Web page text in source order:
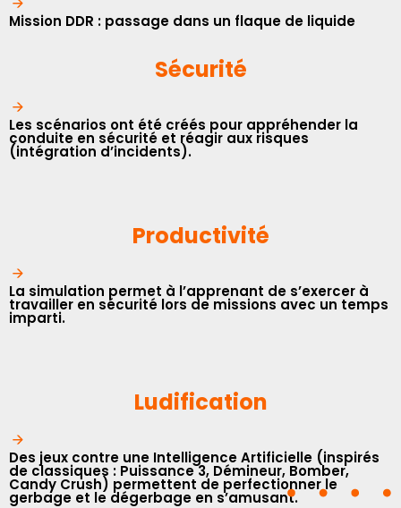
Mission DDR : passage dans un flaque de liquide
Sécurité
Les scénarios ont été créés pour appréhender la
conduite en sécurité et réagir aux risques
(intégration d’incidents).
Productivité
La simulation permet à l’apprenant de s’exercer à
travailler en sécurité lors de missions avec un temps
imparti.
Ludification
Des jeux contre une Intelligence Artificielle (inspirés
de classiques : Puissance 3, Démineur, Bomber,
Candy Crush) permettent de perfectionner le
gerbage et le dégerbage en s’amusant.